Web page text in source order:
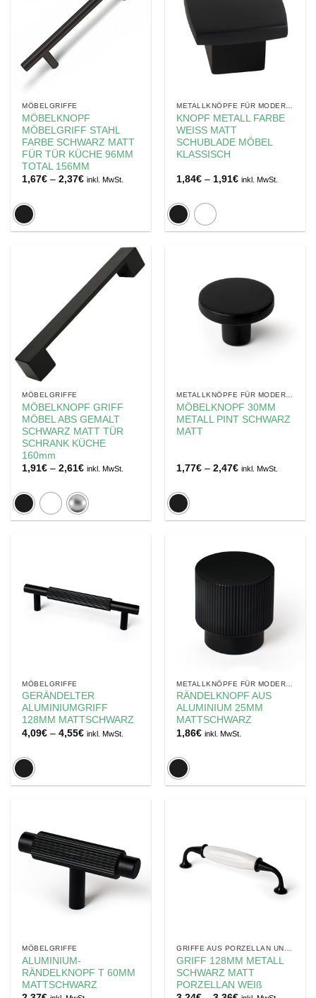
MÖBELGRIFFE
MÖBELKNOPF
MÖBELGRIFF STAHL
FARBE SCHWARZ MATT
FÜR TÜR KÜCHE 96MM
TOTAL 156MM
1,67€ –2,37€Preisspanne:
inkl. MwSt.
METALLKNÖPFE FÜR MODERNE MÖBEL
KNOPF METALL FARBE
WEISS MATT
SCHUBLADE MÖBEL
KLASSISCH
1,84€ –1,91€Preisspanne:
inkl. MwSt.
MÖBELGRIFFE
MÖBELKNOPF GRIFF
MÖBEL ABS GEMALT
SCHWARZ MATT TÜR
SCHRANK KÜCHE
160mm
1,91€ –2,61€Preisspanne:
2,61€
inkl. MwSt.
MÖBELKNOPF 30MM
METALL PINT SCHWARZ
MATT
1,77€ –2,47€Preisspanne:
inkl. MwSt.
MÖBELGRIFFE
GERÄNDELTER
ALUMINIUMGRIFF
128MM MATTSCHWARZ
4,09€ –4,55€Preisspanne:
inkl. MwSt.
RÄNDELKNOPF AUS
ALUMINIUM 25MM
MATTSCHWARZ
1,86€ inkl. MwSt.
MÖBELGRIFFE
ALUMINIUM-
RÄNDELKNOPF T 60MM
MATTSCHWARZ
GRIFF 128MM METALL
SCHWARZ MATT
PORZELLAN WEIß